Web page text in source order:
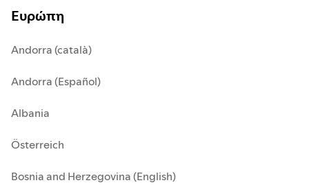
Ευρώπη
Andorra (català)
Andorra (Español)
Albania
Österreich
Bosnia and Herzegovina (English)